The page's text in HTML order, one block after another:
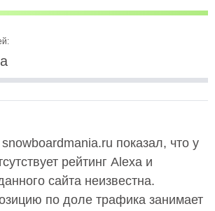
показал, что у
рейтинг Alexa и
сайта неизвестна.
по доле трафика занимает